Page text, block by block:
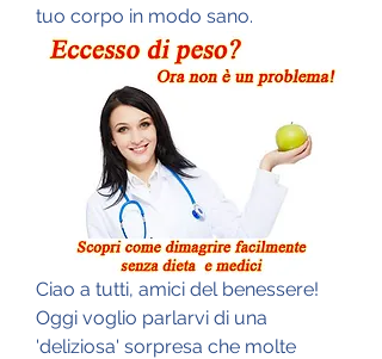
tuo corpo in modo sano.
Ciao a tutti, amici del benessere!
Oggi voglio parlarvi di una
'deliziosa' sorpresa che molte